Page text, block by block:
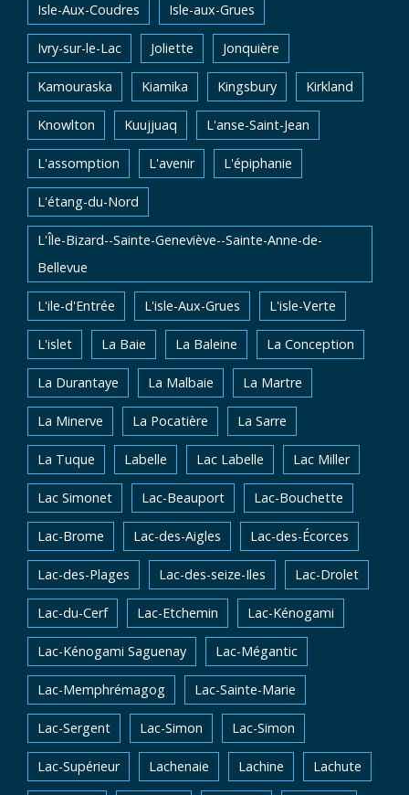
Isle-Aux-Coudres Isle-aux-Grues
Ivry-sur-le-Lac Joliette Jonquière
Kamouraska Kiamika Kingsbury Kirkland
Knowlton Kuujjuaq L'anse-Saint-Jean
L'assomption L'avenir L'épiphanie
L'étang-du-Nord
L'Île-Bizard--Sainte-Geneviève--Sainte-Anne-de-
Bellevue
L'ile-d'Entrée L'isle-Aux-Grues L'isle-Verte
L'islet La Baie La Baleine La Conception
La Durantaye La Malbaie La Martre
La Minerve La Pocatière La Sarre
La Tuque Labelle Lac Labelle Lac Miller
Lac Simonet Lac-Beauport Lac-Bouchette
Lac-Brome Lac-des-Aigles Lac-des-Écorces
Lac-des-Plages Lac-des-seize-Iles Lac-Drolet
Lac-du-Cerf Lac-Etchemin Lac-Kénogami
Lac-Kénogami Saguenay Lac-Mégantic
Lac-Memphrémagog Lac-Sainte-Marie
Lac-Sergent Lac-Simon Lac-Simon
Lac-Supérieur Lachenaie Lachine Lachute